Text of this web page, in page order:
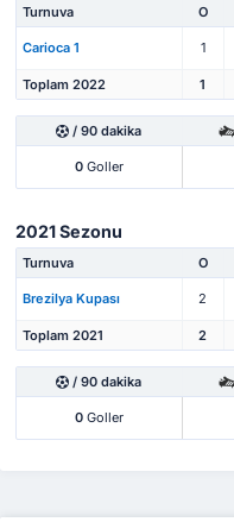
Turnuva O
Carioca 1 1
Toplam 2022 1
/ 90 dakika
0Goller
2021 Sezonu
Turnuva O
Brezilya Kupası 2
Toplam 2021 2
/ 90 dakika
0Goller